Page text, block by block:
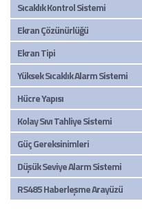
Sıcaklık Kontrol Sistemi
Ekran Çözünürlüğü
Ekran Tipi
Yüksek Sıcaklık Alarm Sistemi
Hücre Yapısı
Kolay Sıvı Tahliye Sistemi
Güç Gereksinimleri
Düşük Seviye Alarm Sistemi
RS485 Haberleşme Arayüzü